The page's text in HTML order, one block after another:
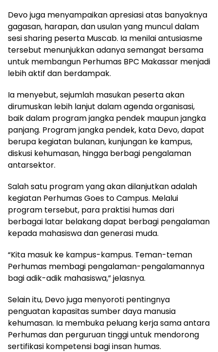
Devo juga menyampaikan apresiasi atas banyaknya
gagasan, harapan, dan usulan yang muncul dalam
sesi sharing peserta Muscab. Ia menilai antusiasme
tersebut menunjukkan adanya semangat bersama
untuk membangun Perhumas BPC Makassar menjadi
lebih aktif dan berdampak.
Ia menyebut, sejumlah masukan peserta akan
dirumuskan lebih lanjut dalam agenda organisasi,
baik dalam program jangka pendek maupun jangka
panjang. Program jangka pendek, kata Devo, dapat
berupa kegiatan bulanan, kunjungan ke kampus,
diskusi kehumasan, hingga berbagi pengalaman
antarsektor.
Salah satu program yang akan dilanjutkan adalah
kegiatan Perhumas Goes to Campus. Melalui
program tersebut, para praktisi humas dari
berbagai latar belakang dapat berbagi pengalaman
kepada mahasiswa dan generasi muda.
“Kita masuk ke kampus-kampus. Teman-teman
Perhumas membagi pengalaman-pengalamannya
bagi adik-adik mahasiswa,” jelasnya.
Selain itu, Devo juga menyoroti pentingnya
penguatan kapasitas sumber daya manusia
kehumasan. Ia membuka peluang kerja sama antara
Perhumas dan perguruan tinggi untuk mendorong
sertifikasi kompetensi bagi insan humas.